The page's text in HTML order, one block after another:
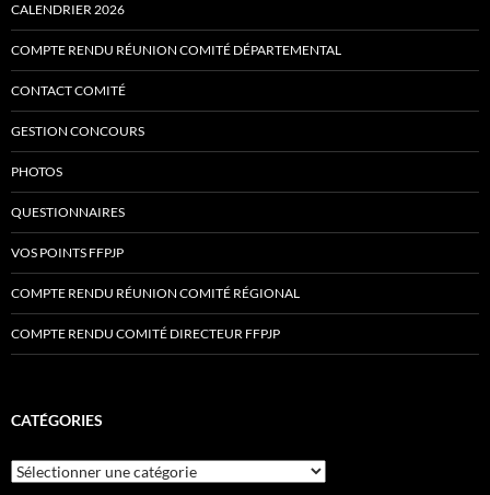
CALENDRIER 2026
COMPTE RENDU RÉUNION COMITÉ DÉPARTEMENTAL
CONTACT COMITÉ
GESTION CONCOURS
PHOTOS
QUESTIONNAIRES
VOS POINTS FFPJP
COMPTE RENDU RÉUNION COMITÉ RÉGIONAL
COMPTE RENDU COMITÉ DIRECTEUR FFPJP
CATÉGORIES
Catégories